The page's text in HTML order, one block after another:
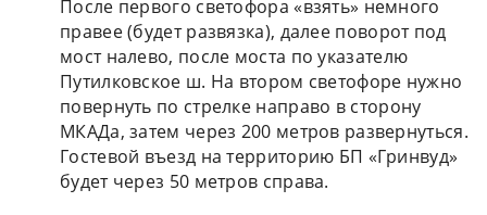
После первого светофора «взять» немного
правее (будет развязка), далее поворот под
мост налево, после моста по указателю
Путилковское ш. На втором светофоре нужно
повернуть по стрелке направо в сторону
МКАДа, затем через 200 метров развернуться.
Гостевой въезд на территорию БП «Гринвуд»
будет через 50 метров справа.